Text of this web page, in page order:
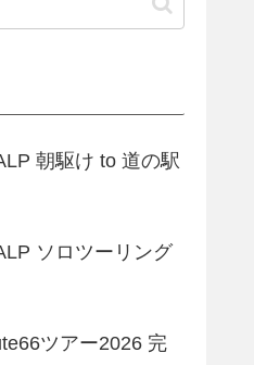
朝駆け to 道の駅
ソロツーリング
ツアー2026 完